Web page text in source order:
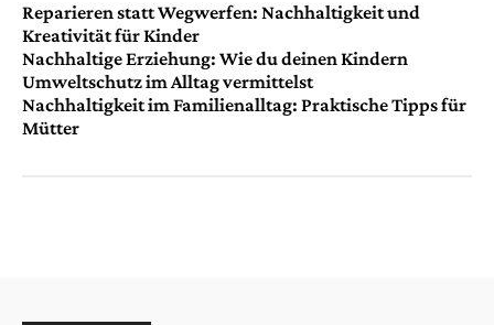
Reparieren statt Wegwerfen: Nachhaltigkeit und
Kreativität für Kinder
Nachhaltige Erziehung: Wie du deinen Kindern
Umweltschutz im Alltag vermittelst
Nachhaltigkeit im Familienalltag: Praktische Tipps für
Mütter